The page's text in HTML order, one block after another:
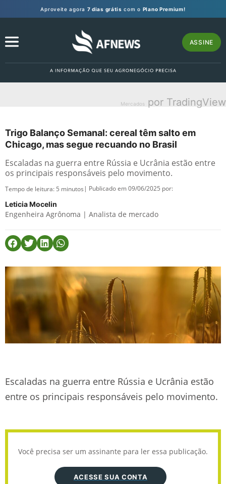
Aproveite agora 7 dias grátis com o Plano Premium!
ASSINE
Mercados por TradingView
Trigo Balanço Semanal: cereal têm salto em
Chicago, mas segue recuando no Brasil
Escaladas na guerra entre Rússia e Ucrânia estão entre
os principais responsáveis pelo movimento.
Tempo de leitura: 5 minutos | Publicado em 09/06/2025 por:
Leticia Mocelin
Engenheira Agrônoma | Analista de mercado
Escaladas na guerra entre Rússia e Ucrânia estão
entre os principais responsáveis pelo movimento.
Você precisa ser um assinante para ler essa publicação.
ACESSE SUA CONTA